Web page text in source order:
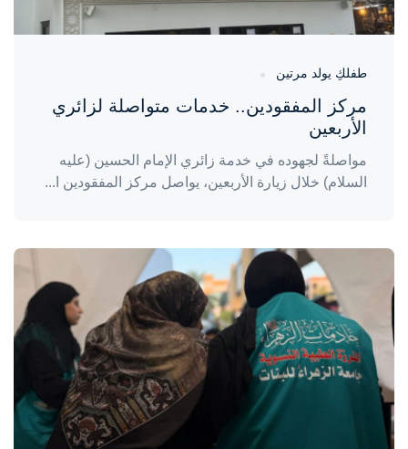
طفلكِ يولد مرتين
مركز المفقودين.. خدمات متواصلة لزائري
الأربعين
مواصلةً لجهوده في خدمة زائري الإمام الحسين (عليه
السلام) خلال زيارة الأربعين، يواصل مركز المفقودين ا...
واحة المرأة
منذ يومين